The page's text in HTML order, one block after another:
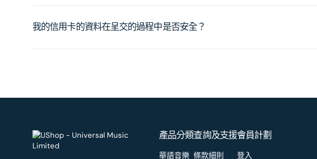
我的信用卡的資料在呈交的過程中是否安全？
產品分類
華語音樂
查詢及支援
條款細則
會員計劃
登入